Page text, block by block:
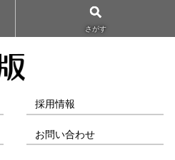
さがす
採用情報
お問い合わせ